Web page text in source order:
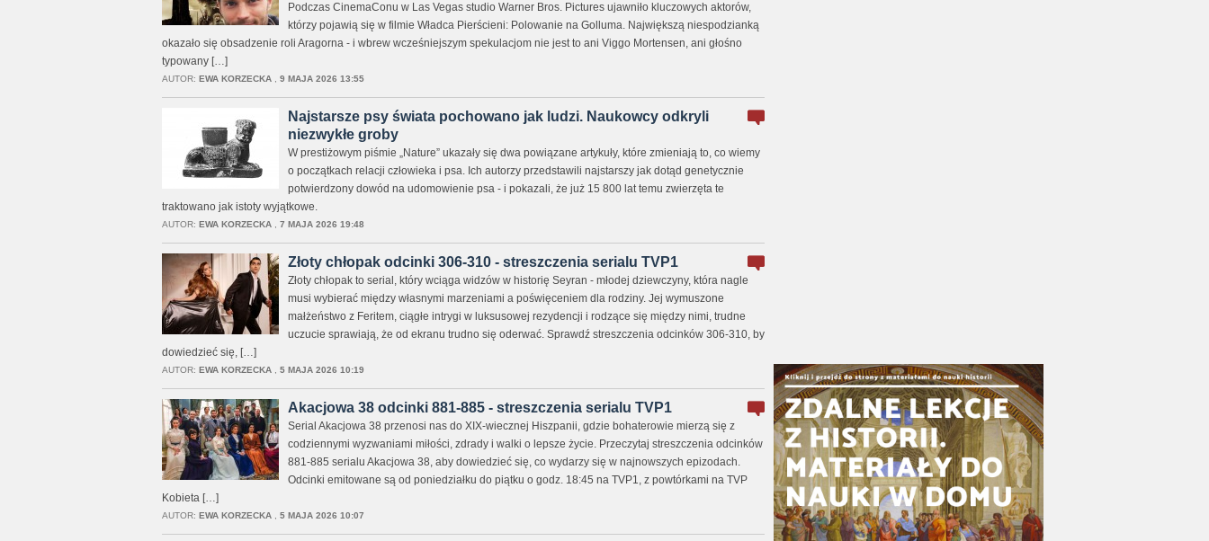
Podczas CinemaConu w Las Vegas studio Warner Bros. Pictures ujawniło kluczowych aktorów,
którzy pojawią się w filmie Władca Pierścieni: Polowanie na Golluma. Największą niespodzianką
okazało się obsadzenie roli Aragorna - i wbrew wcześniejszym spekulacjom nie jest to ani Viggo Mortensen, ani głośno
typowany […]
AUTOR: EWA KORZECKA, 9 MAJA 2026 13:55
Najstarsze psy świata pochowano jak ludzi. Naukowcy odkryli
niezwykłe groby
W prestiżowym piśmie „Nature” ukazały się dwa powiązane artykuły, które zmieniają to, co wiemy
o początkach relacji człowieka i psa. Ich autorzy przedstawili najstarszy jak dotąd genetycznie
potwierdzony dowód na udomowienie psa - i pokazali, że już 15 800 lat temu zwierzęta te
traktowano jak istoty wyjątkowe.
AUTOR: EWA KORZECKA, 7 MAJA 2026 19:48
Złoty chłopak odcinki 306-310 - streszczenia serialu TVP1
Złoty chłopak to serial, który wciąga widzów w historię Seyran - młodej dziewczyny, która nagle
musi wybierać między własnymi marzeniami a poświęceniem dla rodziny. Jej wymuszone
małżeństwo z Feritem, ciągłe intrygi w luksusowej rezydencji i rodzące się między nimi, trudne
uczucie sprawiają, że od ekranu trudno się oderwać. Sprawdź streszczenia odcinków 306-310, by
dowiedzieć się, […]
AUTOR: EWA KORZECKA, 5 MAJA 2026 10:19
Akacjowa 38 odcinki 881-885 - streszczenia serialu TVP1
Serial Akacjowa 38 przenosi nas do XIX-wiecznej Hiszpanii, gdzie bohaterowie mierzą się z
codziennymi wyzwaniami miłości, zdrady i walki o lepsze życie. Przeczytaj streszczenia odcinków
881-885 serialu Akacjowa 38, aby dowiedzieć się, co wydarzy się w najnowszych epizodach.
Odcinki emitowane są od poniedziałku do piątku o godz. 18:45 na TVP1, z powtórkami na TVP
Kobieta […]
AUTOR: EWA KORZECKA, 5 MAJA 2026 10:07